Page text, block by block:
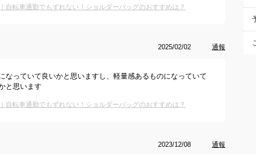
自転車通勤でもずれない！ショルダーバッグのおすすめは？
2025/02/02 通報
なっていて良いかと思いますし、軽量感あるものになっていて
と思います
自転車通勤でもずれない！ショルダーバッグのおすすめは？
2023/12/08 通報